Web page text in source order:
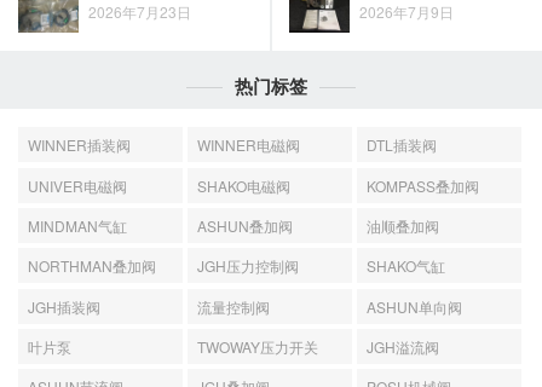
2026年7月23日 2026年7月9日
热门标签
WINNER插装阀 WINNER电磁阀
DTL插装阀
UNIVER电磁阀
SHAKO电磁阀
KOMPASS叠加阀
MINDMAN气缸
ASHUN叠加阀
油顺叠加阀
NORTHMAN叠加阀
JGH压力控制阀
SHAKO气缸
JGH插装阀
流量控制阀
ASHUN单向阀
叶片泵
TWOWAY压力开关
JGH溢流阀